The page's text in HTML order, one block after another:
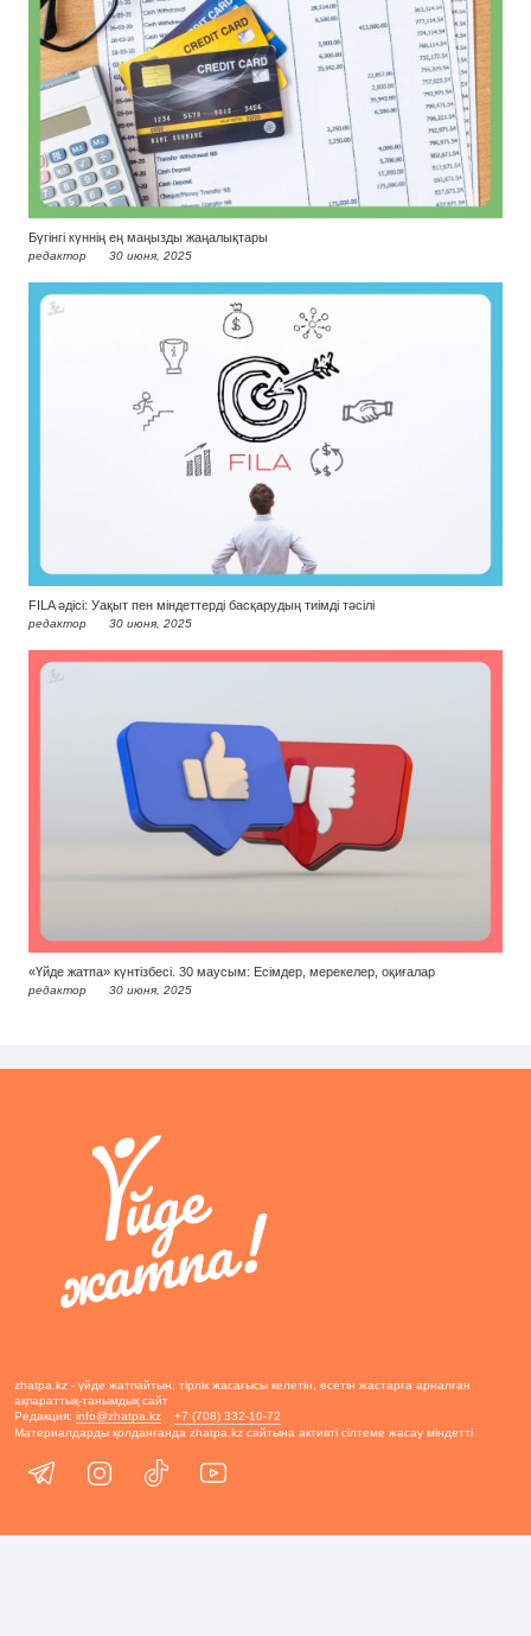
Бүгінгі күннің ең маңызды жаңалықтары
редактор 30 июня, 2025
FILA әдісі: Уақыт пен міндеттерді басқарудың тиімді тәсілі
редактор 30 июня, 2025
«Үйде жатпа» күнтізбесі. 30 маусым: Есімдер, мерекелер, оқиғалар
редактор 30 июня, 2025
zhatpa.kz - үйде жатпайтын, тірлік жасағысы келетін, өсетін жастарға арналған
ақпараттық-танымдық сайт
Редакция: info@zhatpa.kz
+7 (708) 332-10-72
Материалдарды қолданғанда zhatpa.kz сайтына активті сілтеме жасау міндетті